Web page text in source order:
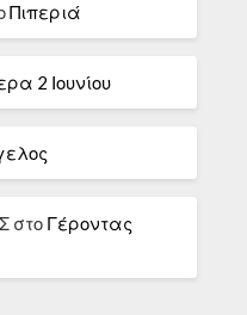
Πιπεριά
2 Ιουνίου
στο Γέροντας